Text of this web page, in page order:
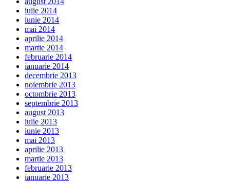
iulie 2014
iunie 2014
mai 2014
aprilie 2014
martie 2014
februarie 2014
ianuarie 2014
decembrie 2013
noiembrie 2013
octombrie 2013
septembrie 2013
august 2013
iulie 2013
iunie 2013
mai 2013
aprilie 2013
martie 2013
februarie 2013
ianuarie 2013